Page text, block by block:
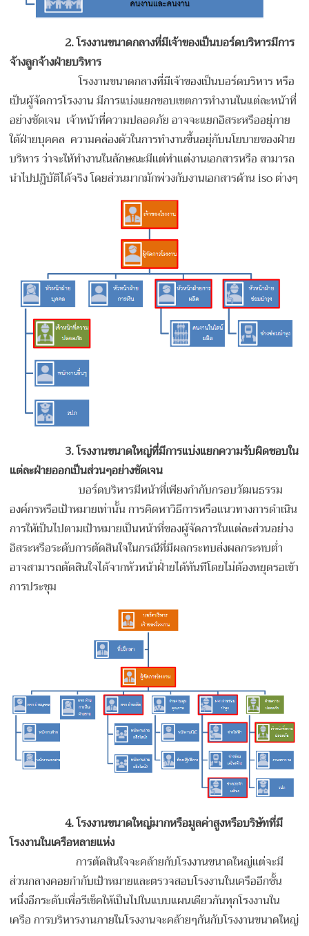
2. โรงงานขนาดกลางที่มีเจ้าของเป็นบอร์ดบริหารมีการ
จ้างลูกจ้างฝ่ายบริหาร
โรงงานขนาดกลางที่มีเจ้าของเป็นบอร์ดบริหาร หรือ
เป็นผู้จัดการโรงงาน มีการแบ่งแยกขอบเขตการทำงานในแต่ละหน้าที่
อย่างชัดเจน เจ้าหน้าที่ความปลอดภัย อาจจะแยกอิสระหรืออยุ่ภาย
ใต้ฝ่ายบุคคล ความคล่องตัวในการทำงานขึ้นอยุ่กับนโยบายของฝ่าย
บริหาร ว่าจะให้ทำงานในลักษณะมีแต่ทำแต่งานเอกสารหรือ สามารถ
นำไปปฏิบัติได้จริง โดยส่วนมากมักพ่วงกับงานเอกสารด้าน iso ต่างๆ
3. โรงงานขนาดใหญ่ที่มีการแบ่งแยกความรับผิดชอบใน
แต่ละฝ่ายออกเป็นส่วนๆอย่างชัดเจน
บอร์ดบริหารมีหน้าที่เพียงกำกับกรอบวัฒนธรรม
องค์กร​หรือเป้าหมายเท่านั้น การคิดหาวิธีการ​หรือแนวทางการดำเนิน
การให้เป็นไปตามเป้าหมาย​เป็นหน้าที่ของผู้จัดการในแต่ละส่วนอย่าง
อิสระหรือระดับการตัดสินใจในกรณีที่มีผลกระทบส่งผลกระทบต่ำ​
อาจสามารถตัดสินใจได้จากหัวหน้าฝ่่ายได้ทันทีโดยไม่ต้องหยุดรอเข้า
การประชุม
4. โรงงานขนาดใหญ่มาก​หรือมูลค่าสูงหรือ​บริษัท​ที่มี
โรงงานในเครือหลายแห่ง
การตัดสินใจจะคล้ายกับ​โรงงานขนาดใหญ่แต่จะมี
ส่วนกลางคอยกำกับ​เป้าหมายและตรวจสอบ​โรงงานในเครือ​อีกชั้น
หนึ่งอีกระดับ​เพื่อ​รีเช็คให้เป็นไปในแบบแผนเดียวกันทุกโรงงานใน
เครือ การบริหารงานภายในโรงงานจะคล้ายๆกันกับโรงงานขนาดใหญ่